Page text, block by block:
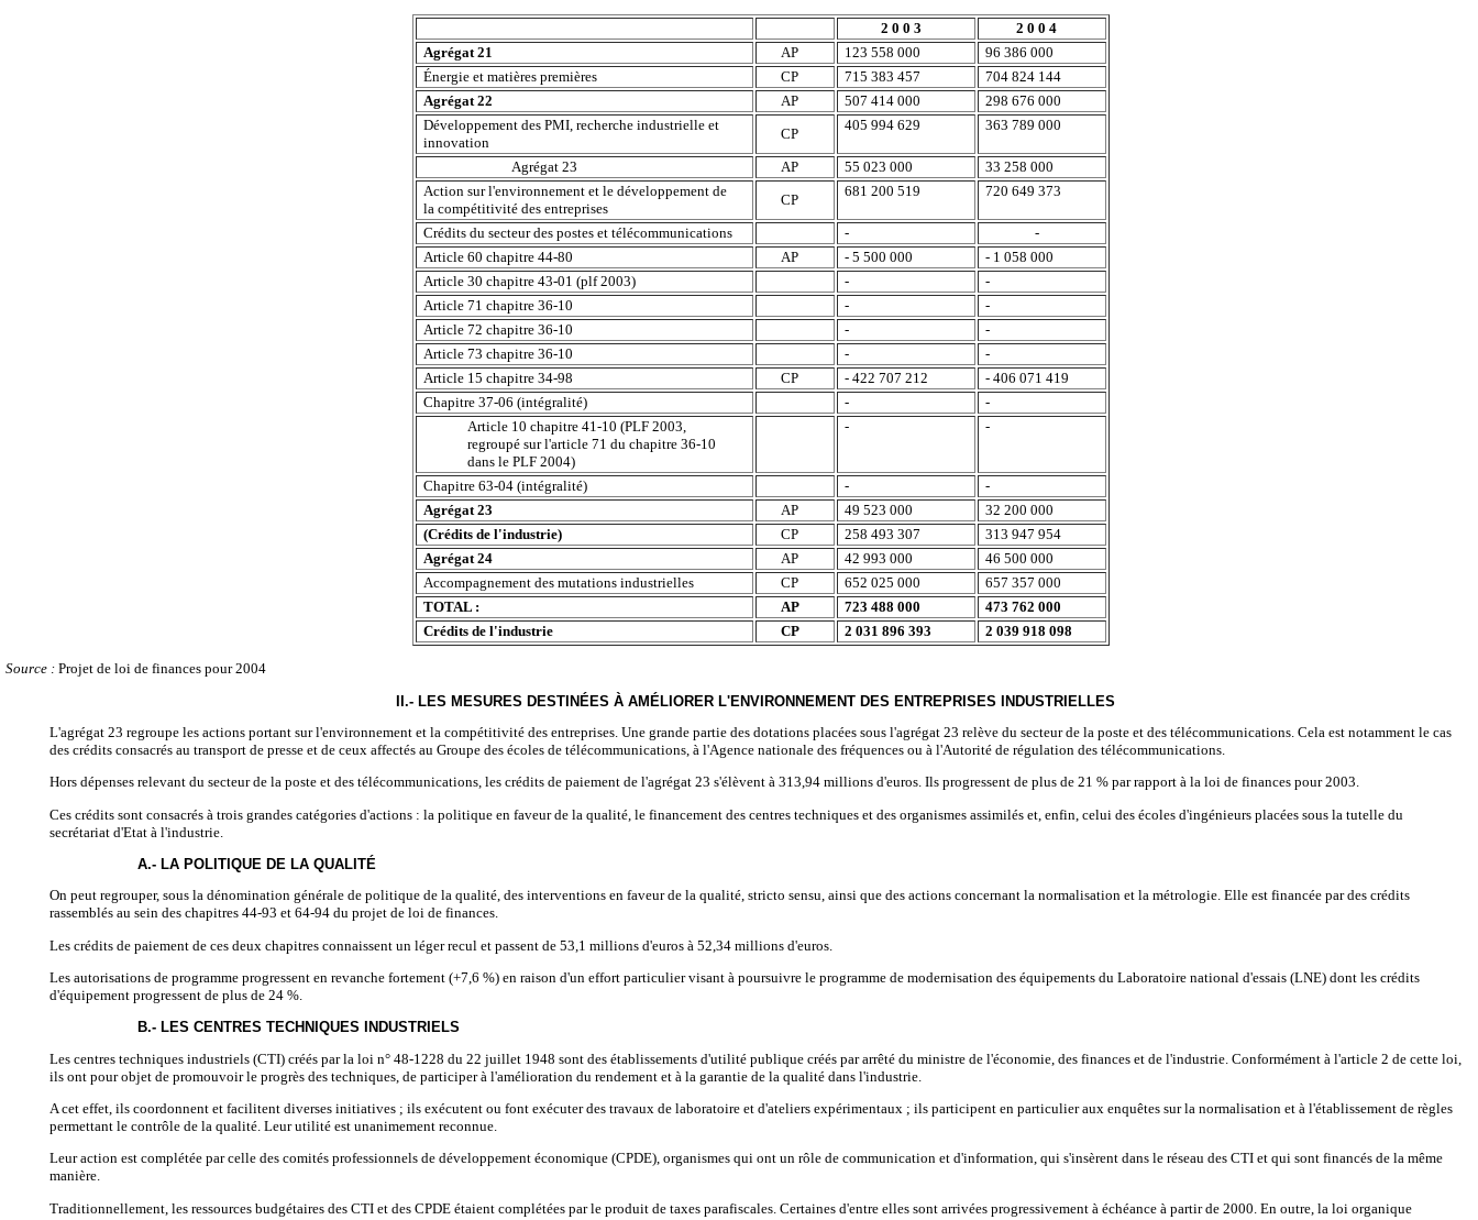
2 0 0 3
2 0 0 4
Agrégat 21
AP 123 558 000
96 386 000
Énergie et matières premières
CP 715 383 457
704 824 144
Agrégat 22
AP 507 414 000
298 676 000
Développement des PMI, recherche industrielle et
innovation
CP
405 994 629 363 789 000
Agrégat 23 AP 55 023 000
33 258 000
Action sur l'environnement et le développement de
la compétitivité des entreprises
CP
681 200 519 720 649 373
Crédits du secteur des postes et télécommunications -
-
Article 60 chapitre 44-80
AP - 5 500 000
- 1 058 000
Article 30 chapitre 43-01 (plf 2003)
-
-
Article 71 chapitre 36-10
-
-
Article 72 chapitre 36-10
-
-
Article 73 chapitre 36-10
-
-
Article 15 chapitre 34-98
CP - 422 707 212
- 406 071 419
Chapitre 37-06 (intégralité)
-
-
Article 10 chapitre 41-10 (PLF 2003,
regroupé sur l'article 71 du chapitre 36-10
dans le PLF 2004)
- -
Chapitre 63-04 (intégralité) -
-
Agrégat 23
AP 49 523 000
32 200 000
(Crédits de l'industrie)
CP 258 493 307
313 947 954
Agrégat 24
AP 42 993 000
46 500 000
Accompagnement des mutations industrielles
CP 652 025 000
657 357 000
TOTAL :
AP 723 488 000
473 762 000
Crédits de l'industrie
CP 2 031 896 393 2 039 918 098
Source : Projet de loi de finances pour 2004
II.- LES MESURES DESTINÉES À AMÉLIORER L'ENVIRONNEMENT DES ENTREPRISES INDUSTRIELLES
L'agrégat 23 regroupe les actions portant sur l'environnement et la compétitivité des entreprises. Une grande partie des dotations placées sous l'agrégat 23 relève du secteur de la poste et des télécommunications. Cela est notamment le cas
des crédits consacrés au transport de presse et de ceux affectés au Groupe des écoles de télécommunications, à l'Agence nationale des fréquences ou à l'Autorité de régulation des télécommunications.
Hors dépenses relevant du secteur de la poste et des télécommunications, les crédits de paiement de l'agrégat 23 s'élèvent à 313,94 millions d'euros. Ils progressent de plus de 21 % par rapport à la loi de finances pour 2003.
Ces crédits sont consacrés à trois grandes catégories d'actions : la politique en faveur de la qualité, le financement des centres techniques et des organismes assimilés et, enfin, celui des écoles d'ingénieurs placées sous la tutelle du
secrétariat d'Etat à l'industrie.
A.- LA POLITIQUE DE LA QUALITÉ
On peut regrouper, sous la dénomination générale de politique de la qualité, des interventions en faveur de la qualité, stricto sensu, ainsi que des actions concernant la normalisation et la métrologie. Elle est financée par des crédits
rassemblés au sein des chapitres 44-93 et 64-94 du projet de loi de finances.
Les crédits de paiement de ces deux chapitres connaissent un léger recul et passent de 53,1 millions d'euros à 52,34 millions d'euros.
Les autorisations de programme progressent en revanche fortement (+7,6 %) en raison d'un effort particulier visant à poursuivre le programme de modernisation des équipements du Laboratoire national d'essais (LNE) dont les crédits
d'équipement progressent de plus de 24 %.
B.- LES CENTRES TECHNIQUES INDUSTRIELS
Les centres techniques industriels (CTI) créés par la loi n° 48-1228 du 22 juillet 1948 sont des établissements d'utilité publique créés par arrêté du ministre de l'économie, des finances et de l'industrie. Conformément à l'article 2 de cette loi,
ils ont pour objet de promouvoir le progrès des techniques, de participer à l'amélioration du rendement et à la garantie de la qualité dans l'industrie.
A cet effet, ils coordonnent et facilitent diverses initiatives ; ils exécutent ou font exécuter des travaux de laboratoire et d'ateliers expérimentaux ; ils participent en particulier aux enquêtes sur la normalisation et à l'établissement de règles
permettant le contrôle de la qualité. Leur utilité est unanimement reconnue.
Leur action est complétée par celle des comités professionnels de développement économique (CPDE), organismes qui ont un rôle de communication et d'information, qui s'insèrent dans le réseau des CTI et qui sont financés de la même
manière.
Traditionnellement, les ressources budgétaires des CTI et des CPDE étaient complétées par le produit de taxes parafiscales. Certaines d'entre elles sont arrivées progressivement à échéance à partir de 2000. En outre, la loi organique